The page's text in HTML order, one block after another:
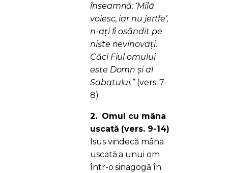
înseamnă: ‘Milă
voiesc, iar nu jertfe’,
n-aţi fi osândit pe
nişte nevinovaţi.
Căci Fiul omului
este Domn şi al
Sabatului.”(vers. 7-
8)
2. Omul cu mâna
uscată (vers. 9-14)
Isus vindecă mâna
uscată a unui om
într-o sinagogă în